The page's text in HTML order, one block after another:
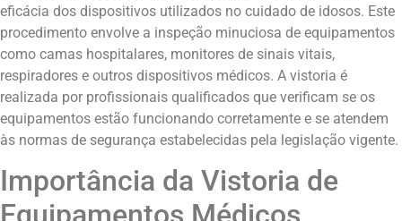
eficácia dos dispositivos utilizados no cuidado de idosos. Este
procedimento envolve a inspeção minuciosa de equipamentos
como camas hospitalares, monitores de sinais vitais,
respiradores e outros dispositivos médicos. A vistoria é
realizada por profissionais qualificados que verificam se os
equipamentos estão funcionando corretamente e se atendem
às normas de segurança estabelecidas pela legislação vigente.
Importância da Vistoria de